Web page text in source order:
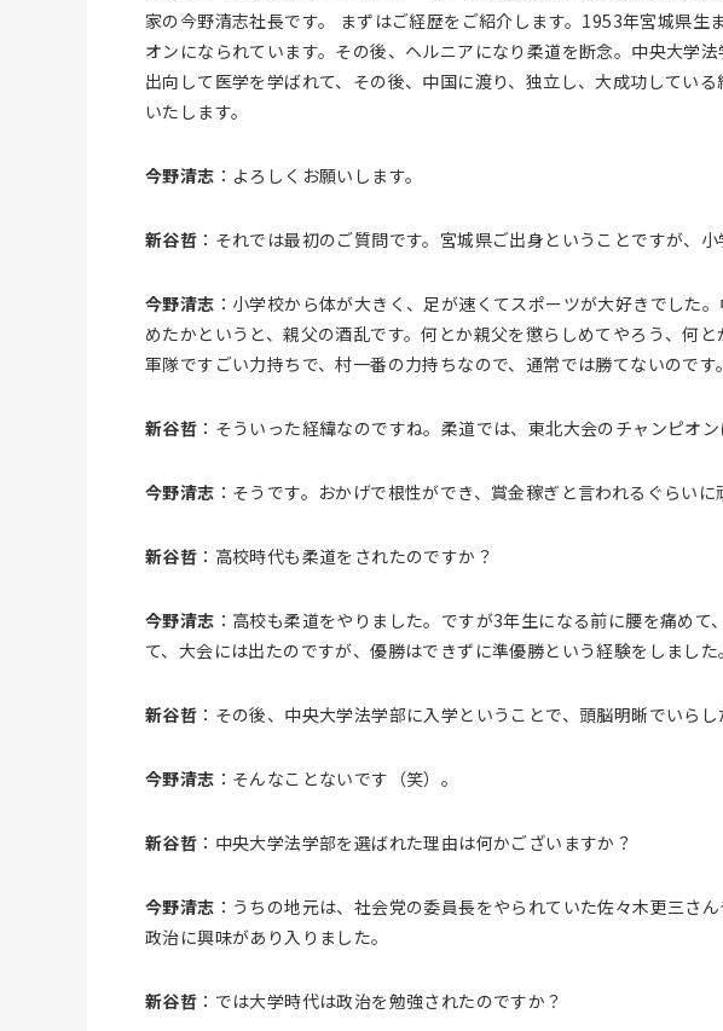
家の今野清志社長です。 まずはご経歴をご紹介します。1953年宮城県生
オンになられています。その後、ヘルニアになり柔道を断念。中央大学
出向して医学を学ばれて、その後、中国に渡り、独立し、大成功してい
いたします。
今野清志 ：よろしくお願いします。
新谷哲 ：それでは最初のご質問です。宮城県ご出身ということですが、
今野清志 ：小学校から体が大きく、足が速くてスポーツが大好きでした
めたかというと、親父の酒乱です。何とか親父を懲らしめてやろう、何
軍隊ですごい力持ちで、村一番の力持ちなので、通常では勝てないのです
新谷哲 ：そういった経緯なのですね。柔道では、東北大会のチャンピオ
今野清志 ：そうです。おかげで根性ができ、賞金稼ぎと言われるぐらいに
新谷哲 ：高校時代も柔道をされたのですか？
今野清志 ：高校も柔道をやりました。ですが3年生になる前に腰を痛め
て、大会には出たのですが、優勝はできずに準優勝という経験をしました。
新谷哲 ：その後、中央大学法学部に入学ということで、頭脳明晰でいらし
今野清志 ：そんなことないです（笑）。
新谷哲 ：中央大学法学部を選ばれた理由は何かございますか？
今野清志 ：うちの地元は、社会党の委員長をやられていた佐々木更三さ
政治に興味があり入りました。
新谷哲 ：では大学時代は政治を勉強されたのですか？